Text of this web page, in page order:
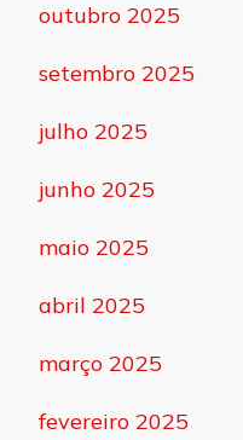
outubro 2025
setembro 2025
julho 2025
junho 2025
maio 2025
abril 2025
março 2025
fevereiro 2025